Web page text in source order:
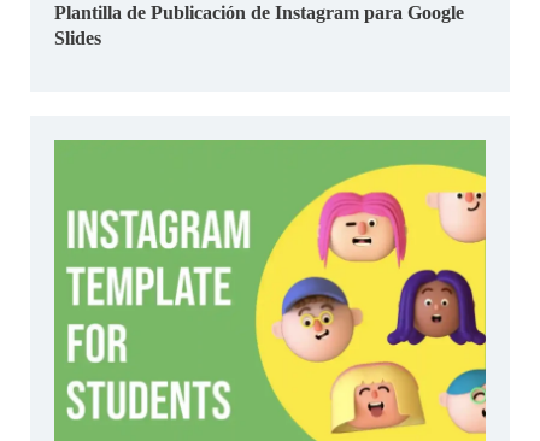
Plantilla de Publicación de Instagram para Google
Slides